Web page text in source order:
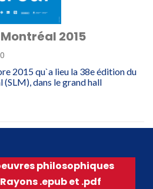
2015
0
2015 qu`a lieu la 38e édition du
dans le grand hall
philosophiques
.epub et .pdf